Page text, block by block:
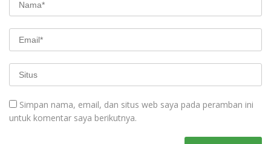
Simpan nama, email, dan situs web saya pada peramban ini
untuk komentar saya berikutnya.